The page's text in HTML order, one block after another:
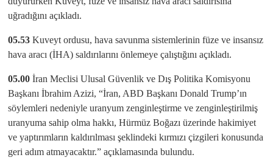
uğradığını açıkladı.
05.53 Kuveyt ordusu, hava savunma sistemlerinin füze ve insansız
hava aracı (İHA) saldırılarını önlemeye çalıştığını açıkladı.
05.00 İran Meclisi Ulusal Güvenlik ve Dış Politika Komisyonu
Başkanı İbrahim Azizi, “İran, ABD Başkanı Donald Trump’ın
söylemleri nedeniyle uranyum zenginleştirme ve zenginleştirilmiş
uranyuma sahip olma hakkı, Hürmüz Boğazı üzerinde hakimiyet
ve yaptırımların kaldırılması şeklindeki kırmızı çizgileri konusunda
geri adım atmayacaktır.” açıklamasında bulundu.